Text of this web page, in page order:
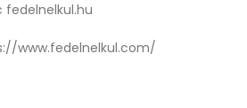
fedelnelkul.hu
www.fedelnelkul.com/